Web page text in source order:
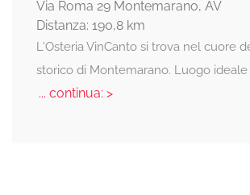
Via Roma 29 Montemarano, AV
Distanza: 190,8 km
L'Osteria VinCanto si trova nel cuore
storico di Montemarano. Luogo ideale
... continua: >